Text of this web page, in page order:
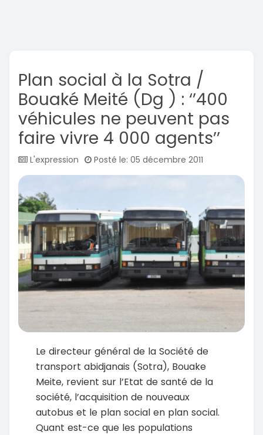
Plan social à la Sotra /
Bouaké Meité (Dg ) : ‘’400
véhicules ne peuvent pas
faire vivre 4 000 agents’’
L'expression Posté le: 05 décembre 2011
Le directeur général de la Société de
transport abidjanais (Sotra), Bouake
Meite, revient sur l’Etat de santé de la
société, l’acquisition de nouveaux
autobus et le plan social en plan social.
Quant est-ce que les populations